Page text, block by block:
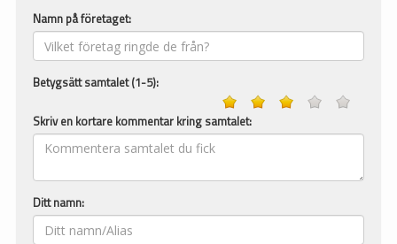
Namn på företaget:
Betygsätt samtalet (1-5):
Skriv en kortare kommentar kring samtalet:
Ditt namn: